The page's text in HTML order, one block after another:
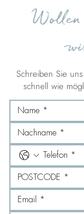
Schreiben Sie
schnell wie